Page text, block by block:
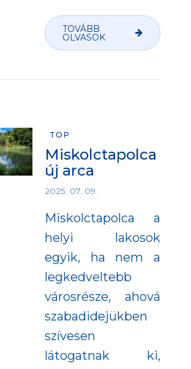
TOVÁBB
OLVASOK
TOP
Miskolctapolca
új arca
2025. 07. 09.
Miskolctapolca a
helyi lakosok
egyik, ha nem a
legkedveltebb
városrésze, ahová
szabadidejükben
szívesen
látogatnak ki,